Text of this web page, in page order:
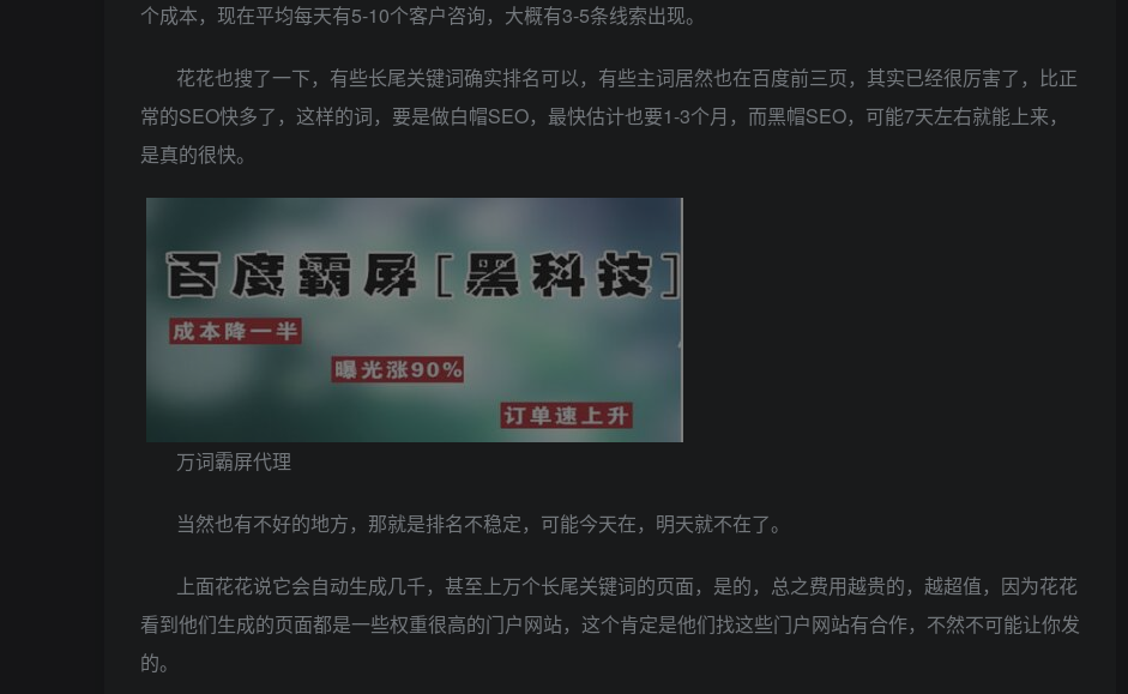
个成本，现在平均每天有5-10个客户咨询，大概有3-5条线索出现。
花花也搜了一下，有些长尾关键词确实排名可以，有些主词居然也在百度前三页，其实已经很厉害了，比正
常的SEO快多了，这样的词，要是做白帽SEO，最快估计也要1-3个月，而黑帽SEO，可能7天左右就能上来，
是真的很快。
万词霸屏代理
当然也有不好的地方，那就是排名不稳定，可能今天在，明天就不在了。
上面花花说它会自动生成几千，甚至上万个长尾关键词的页面，是的，总之费用越贵的，越超值，因为花花
看到他们生成的页面都是一些权重很高的门户网站，这个肯定是他们找这些门户网站有合作，不然不可能让你发
的。